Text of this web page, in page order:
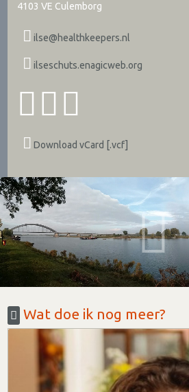
4103 VE Culemborg
ilse@healthkeepers.nl
ilseschuts.enagicweb.org
Download vCard [.vcf]
Wat doe ik nog meer?